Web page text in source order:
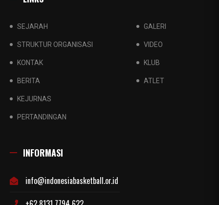
SEJARAH
STRUKTUR ORGANISASI
KONTAK
BERITA
KEJURNAS
PERTANDINGAN
GALERI
VIDEO
KLUB
ATLET
INFORMASI
info@indonesiabasketball.or.id